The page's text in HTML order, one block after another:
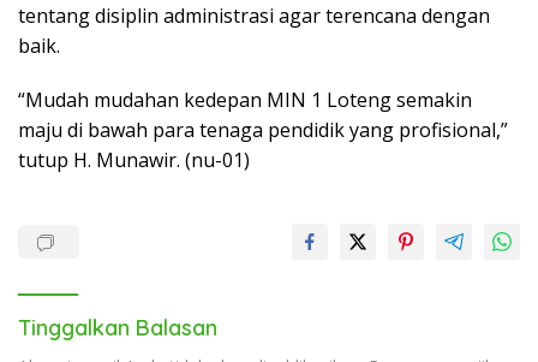
tentang disiplin administrasi agar terencana dengan
baik.
“Mudah mudahan kedepan MIN 1 Loteng semakin
maju di bawah para tenaga pendidik yang profisional,”
tutup H. Munawir. (nu-01)
Tinggalkan Balasan